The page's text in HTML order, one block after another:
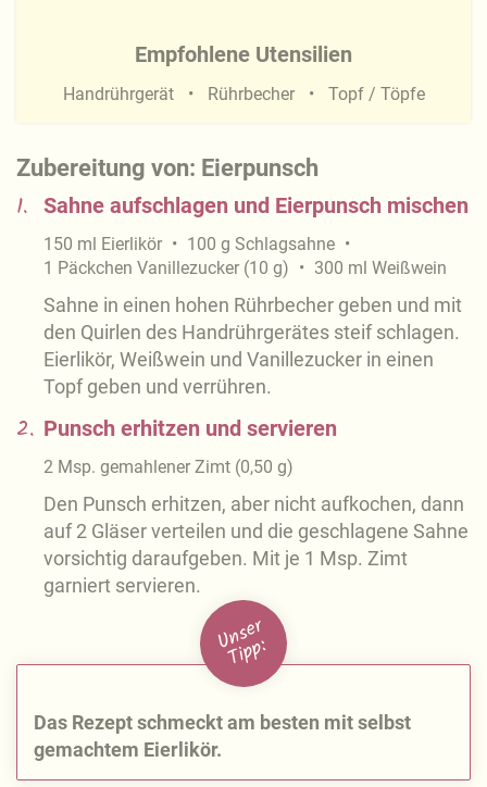
Zubereitung von: Eierpunsch
1. Sahne aufschlagen und Eierpunsch mischen
150 ml Eierlikör 100 g Schlagsahne
1 Päckchen Vanillezucker (10 g) 300 ml Weißwein
Sahne in einen hohen Rührbecher geben und mit
den Quirlen des Handrührgerätes steif schlagen.
Eierlikör, Weißwein und Vanillezucker in einen
Topf geben und verrühren.
2. Punsch erhitzen und servieren
2 Msp. gemahlener Zimt (0,50 g)
Den Punsch erhitzen, aber nicht aufkochen, dann
auf 2 Gläser verteilen und die geschlagene Sahne
vorsichtig daraufgeben. Mit je 1 Msp. Zimt
garniert servieren.
U
n
s
e
r
Ti
p
p:
Das Rezept schmeckt am besten mit selbst
gemachtem Eierlikör.
Empfohlene Utensilien
Handrührgerät Rührbecher Topf / Töpfe